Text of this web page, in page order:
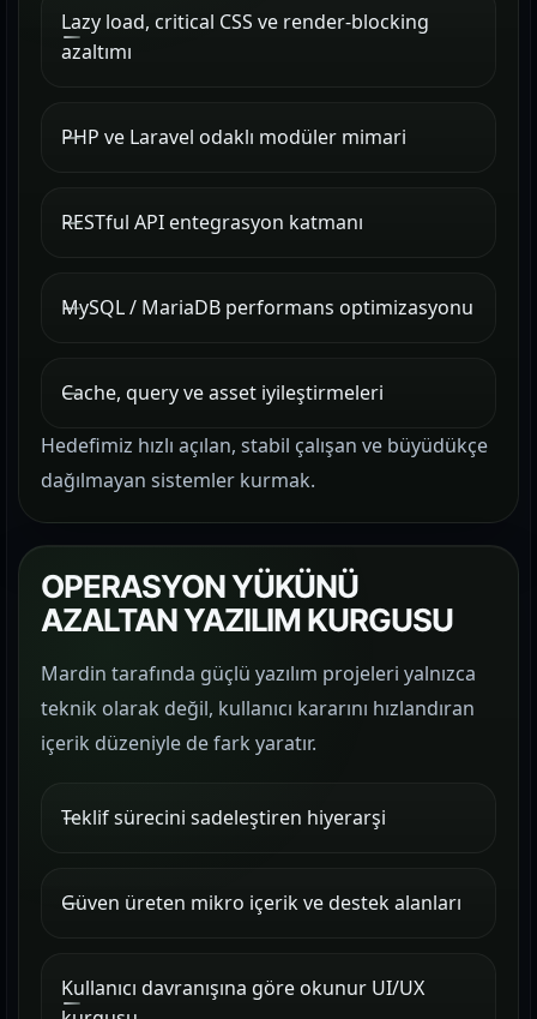
Lazy load, critical CSS ve render-blocking
azaltımı
PHP ve Laravel odaklı modüler mimari
RESTful API entegrasyon katmanı
MySQL / MariaDB performans optimizasyonu
Cache, query ve asset iyileştirmeleri
Hedefimiz hızlı açılan, stabil çalışan ve büyüdükçe
dağılmayan sistemler kurmak.
OPERASYON YÜKÜNÜ
AZALTAN YAZILIM KURGUSU
Mardin tarafında güçlü yazılım projeleri yalnızca
teknik olarak değil, kullanıcı kararını hızlandıran
içerik düzeniyle de fark yaratır.
Teklif sürecini sadeleştiren hiyerarşi
Güven üreten mikro içerik ve destek alanları
Kullanıcı davranışına göre okunur UI/UX